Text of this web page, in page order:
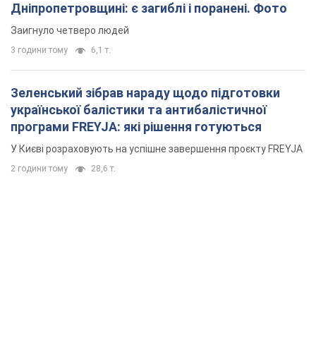
Дніпропетровщині: є загиблі і поранені. Фото
Заигнуло четверо людей
3 години тому 6,1 т.
Зеленський зібрав нараду щодо підготовки
української балістики та антибалістичної
програми FREYJA: які рішення готуються
У Києві розраховують на успішне завершення проєкту FREYJA
2 години тому 28,6 т.